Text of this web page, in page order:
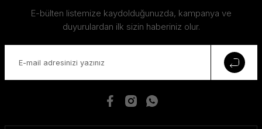
E-bülten listemize kaydolduğunuzda, kampanya ve
duyurulardan ilk sizin haberiniz olur.